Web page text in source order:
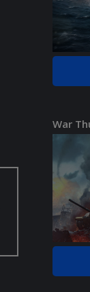
War